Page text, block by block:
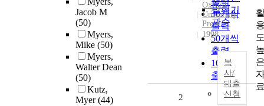
Jacob M
(50)
Myers,
Mike (50)
Myers,
Walter Dean
(50)
Kutz,
Myer(44)
발행기
관순
30개씩
출력
50개씩
출력
100개씩
출력
Oxford
University
Press
1998
복
사/
대출
신청
2